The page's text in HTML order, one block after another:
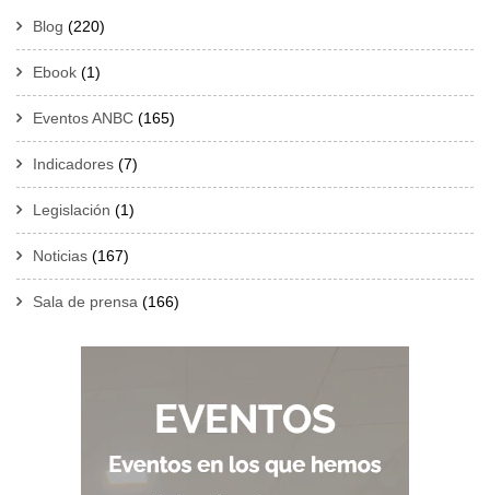
Blog (220)
Ebook (1)
Eventos ANBC (165)
Indicadores (7)
Legislación (1)
Noticias (167)
Sala de prensa (166)